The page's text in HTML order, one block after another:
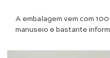
A embalagem vem com
manuseio e bastante